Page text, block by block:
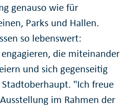
genauso wie für
Parks und Hallen.
so lebenswert:
die miteinander
und sich gegenseitig
"Ich freue
im Rahmen der